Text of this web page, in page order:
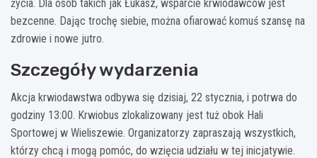
życia. Dla osób takich jak Łukasz, wsparcie krwiodawców jest
bezcenne. Dając trochę siebie, można ofiarować komuś szansę na
zdrowie i nowe jutro.
Szczegóły wydarzenia
Akcja krwiodawstwa odbywa się dzisiaj, 22 stycznia, i potrwa do
godziny 13:00. Krwiobus zlokalizowany jest tuż obok Hali
Sportowej w Wieliszewie. Organizatorzy zapraszają wszystkich,
którzy chcą i mogą pomóc, do wzięcia udziału w tej inicjatywie.